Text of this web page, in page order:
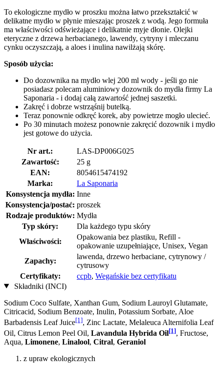
To ekologiczne mydło w proszku można łatwo przekształcić w
delikatne mydło w płynie mieszając proszek z wodą. Jego formuła
ma właściwości odświeżające i delikatnie myje dłonie. Olejki
eteryczne z drzewa herbacianego, lawendy, cytryny i mleczanu
cynku oczyszczają, a aloes i inulina nawilżają skórę.
Sposób użycia:
Do dozownika na mydło wlej 200 ml wody - jeśli go nie
posiadasz polecam aluminiowy dozownik do mydła firmy La
Saponaria - i dodaj całą zawartość jednej saszetki.
Zakręć i dobrze wstrząśnij butelką.
Teraz ponownie odkręć korek, aby powietrze mogło ulecieć.
Po 30 minutach możesz ponownie zakręcić dozownik i mydło
jest gotowe do użycia.
Nr art.:
LAS-DP006G025
Zawartość:
25 g
EAN:
8054615474192
Marka:
La Saponaria
Konsystencja mydła: Inne
Konsystencja/postać: proszek
Rodzaje produktów: Mydła
Typ skóry:
Dla każdego typu skóry
Właściwości:
Opakowania bez plastiku, Refill -
opakowanie uzupełniające, Unisex, Vegan
Zapachy:
lawenda, drzewo herbaciane, cytrynowy /
cytrusowy
Certyfikaty:
ccpb, Wegańskie bez certyfikatu
Składniki (INCI)
Sodium Coco­ Sulfate, Xanthan Gum, Sodium Lauroyl Glutamate,
Citricacid, Sodium Benzoate, Inulin, Potassium Sorbate, Aloe
Barbadensis Leaf Juice[1], Zinc Lactate, Melaleuca Alternifolia Leaf
Oil, Citrus Lemon Peel Oil, Lavandula Hybrida Oil[1], Fructose,
Aqua, Limonene, Linalool, Citral, Geraniol
z upraw ekologicznych